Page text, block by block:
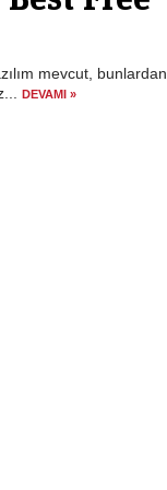
mevcut, bunlardan
DEVAMI »